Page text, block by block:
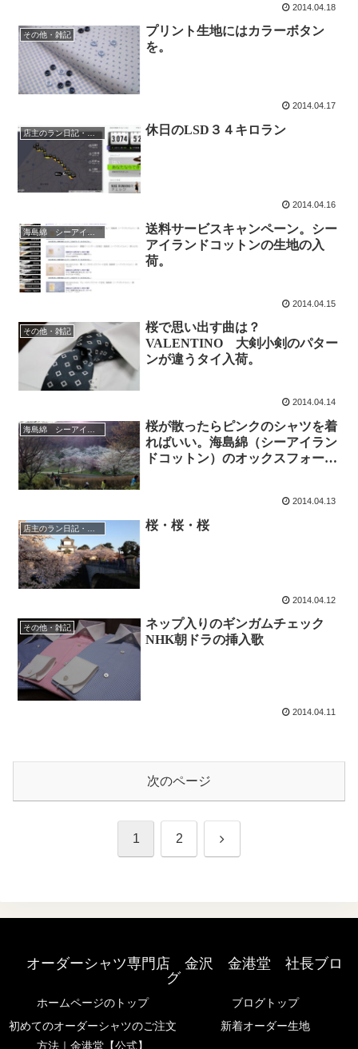
2014.04.18
その他・雑記
プリント生地にはカラーボタン
を。
2014.04.17
店主のラン日記・時々水泳 休日のLSD３４キロラン
2014.04.16
海島綿 シーアイランドコットン
送料サービスキャンペーン。シー
アイランドコットンの生地の入
荷。
2014.04.15
その他・雑記
桜で思い出す曲は？
VALENTINO 大剣小剣のパター
ンが違うタイ入荷。
2014.04.14
海島綿 シーアイランドコットン
桜が散ったらピンクのシャツを着
ればいい。海島綿（シーアイラン
ドコットン）のオックスフォード
2014.04.13
桜・桜・桜
2014.04.12
その他・雑記
ネップ入りのギンガムチェック
NHK朝ドラの挿入歌
2014.04.11
次のページ
1 2 次
オーダーシャツ専門店 金沢 金港堂 社長ブロ
グ
ホームページのトップ
ブログトップ
初めてのオーダーシャツのご注文
方法｜金港堂【公式】
新着オーダー生地